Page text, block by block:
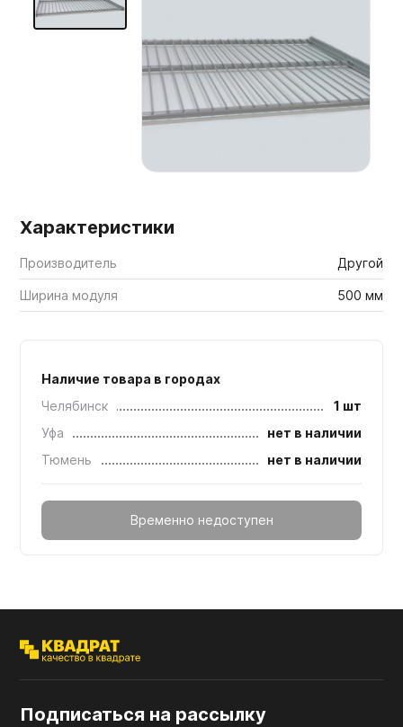
Мебельные образцы, каталоги
Характеристики
Производитель Другой
Ширина модуля 500 мм
Наличие товара в городах
Челябинск
1 шт
Уфа
нет в наличии
Тюмень
нет в наличии
Временно недоступен
Подписаться на рассылку